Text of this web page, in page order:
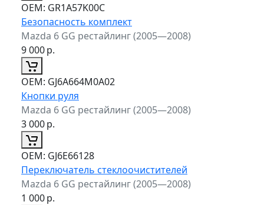
ОЕМ: GR1A57K00C
Безопасность комплект
Mazda 6 GG рестайлинг (2005—2008)
9 000р.
ОЕМ: GJ6A664M0A02
Кнопки руля
Mazda 6 GG рестайлинг (2005—2008)
3 000р.
ОЕМ: GJ6E66128
Переключатель стеклоочистителей
Mazda 6 GG рестайлинг (2005—2008)
1 000р.